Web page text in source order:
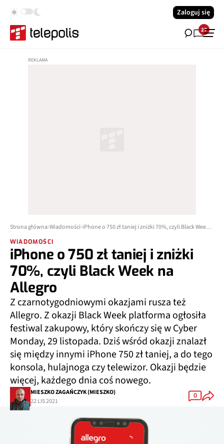
Zaloguj się
27
Strona główna Wiadomości iPhone o 750 zł taniej i zniżki 70%, czyli Black Week na Allegro
WIADOMOŚCI
iPhone o 750 zł taniej i zniżki
70%, czyli Black Week na
Allegro
Z czarnotygodniowymi okazjami rusza też
Allegro. Z okazji Black Week platforma ogłosiła
festiwal zakupowy, który skończy się w Cyber
Monday, 29 listopada. Dziś wśród okazji znalazł
się między innymi iPhone 750 zł taniej, a do tego
konsola, hulajnoga czy telewizor. Okazji będzie
więcej, każdego dnia coś nowego.
MIESZKO ZAGAŃCZYK (MIESZKO)
22 LIS 2021
0